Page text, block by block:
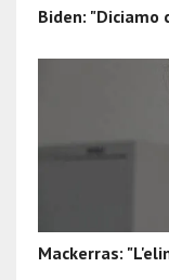
Biden: "Diciamo
Mackerras: